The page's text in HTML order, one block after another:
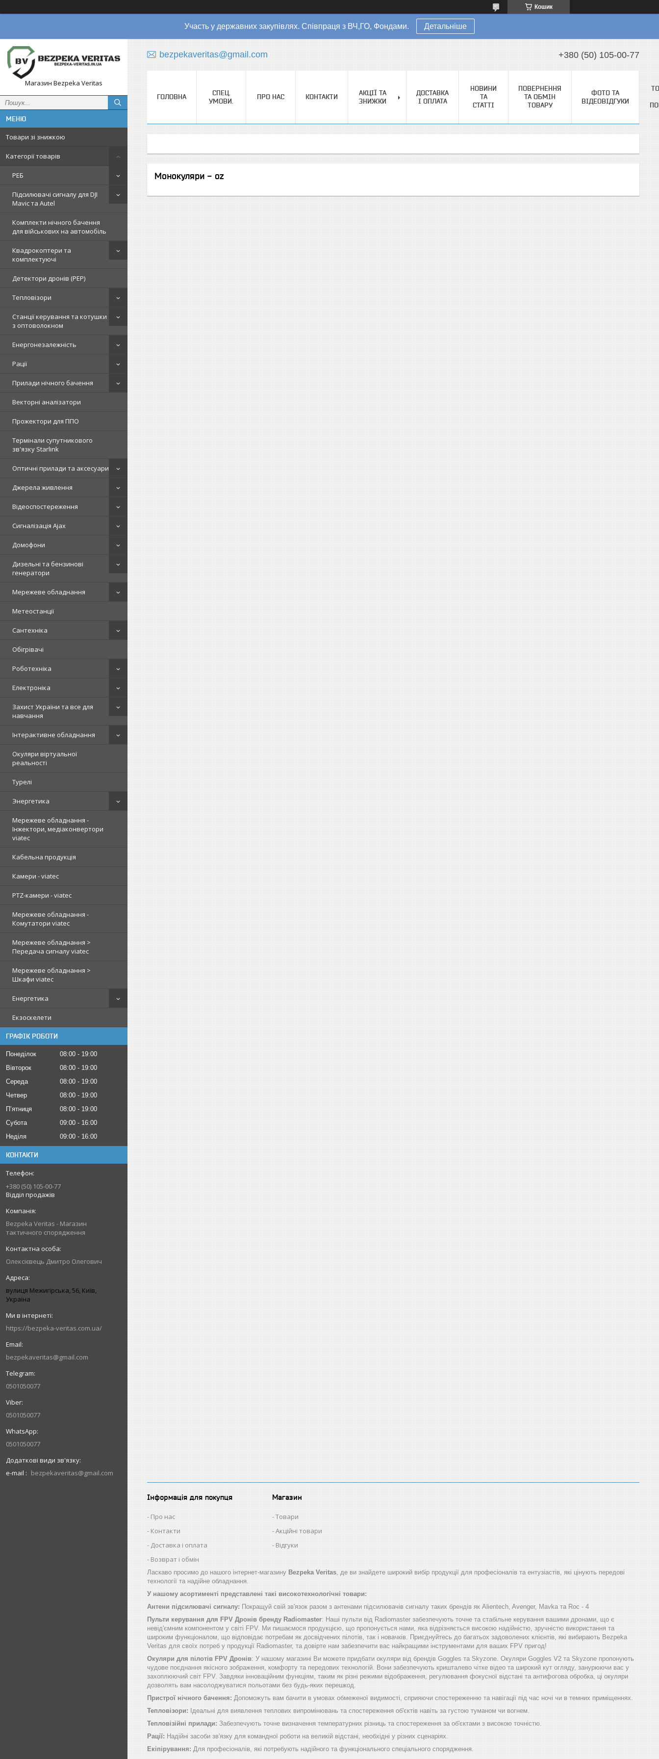
Кошик
Участь у державних закупівлях. Співпраця з ВЧ,ГО, Фондами. Детальніше
Магазин Bezpeka Veritas
Товари зі знижкою
Категорії товарів
РЕБ
Підсилювачі сигналу для DJI
Mavic та Autel
Комплекти нічного бачення
для військових на автомобіль
Квадрокоптери та
комплектуючі
Детектори дронів (РЕР)
Тепловізори
Станції керування та котушки
з оптоволокном
Енергонезалежність
Рації
Прилади нічного бачення
Векторні аналізатори
Прожектори для ППО
Термінали супутникового
зв'язку Starlink
Оптичні прилади та аксесуари
Джерела живлення
Відеоспостереження
Сигналізація Ajax
Домофони
Дизельні та бензинові
генератори
Мережеве обладнання
Метеостанції
Сантехніка
Обігрівачі
Роботехніка
Електроніка
Захист України та все для
навчання
Інтерактивне обладнання
Окуляри віртуальної
реальності
Турелі
Энергетика
Мережеве обладнання -
Інжектори, медіаконвертори
viatec
Кабельна продукція
Камери - viatec
PTZ-камери - viatec
Мережеве обладнання -
Комутатори viatec
Мережеве обладнання >
Передача сигналу viatec
Мережеве обладнання >
Шкафи viatec
Енергетика
Екзоскелети
ГРАФІК РОБОТИ
Понеділок 08:00
19:00
Вівторок
08:00
19:00
Середа
08:00
19:00
Четвер
08:00
19:00
Пʼятниця
08:00
19:00
Субота
09:00
16:00
Неділя
09:00 16:00
КОНТАКТИ
+380 (50) 105-00-77
Відділ продажів
Bezpeka Veritas - Магазин
тактичного спорядження
Олексієвець Дмитро Олегович
вулиця Межигірська, 56, Київ,
Україна
https://bezpeka-veritas.com.ua/
bezpekaveritas@gmail.com
0501050077
0501050077
0501050077
e-mail bezpekaveritas@gmail.com
bezpekaveritas@gmail.com +380 (50) 105-00-77
ГОЛОВНА
СПЕЦ.
УМОВИ.
ПРО НАС КОНТАКТИ
АКЦІЇ ТА
ЗНИЖКИ
ДОСТАВКА
І ОПЛАТА
НОВИНИ
ТА
СТАТТІ
ПОВЕРНЕННЯ
ТА ОБМІН
ТОВАРУ
ФОТО ТА
ВІДЕОВІДГУКИ
Монокуляри - oz
Інформація для покупця
Про нас
Контакти
Доставка і оплата
Возврат і обмін
Магазин
Товари
Акційні товари
Відгуки
Ласкаво просимо до нашого інтернет-магазину Bezpeka Veritas, де ви знайдете широкий вибір продукції для професіоналів та ентузіастів, які цінують передові
технології та надійне обладнання.
У нашому асортименті представлені такі високотехнологічні товари:
Антени підсилювачі сигналу: Покращуй свій зв'язок разом з антенами підсилювачів сигналу таких брендів як Alientech, Avenger, Mavka та Roc - 4
Пульти керування для FPV Дронів бренду Radiomaster: Наші пульти від Radiomaster забезпечують точне та стабільне керування вашими дронами, що є
невід'ємним компонентом у світі FPV. Ми пишаємося продукцією, що пропонується нами, яка відрізняється високою надійністю, зручністю використання та
широким функціоналом, що відповідає потребам як досвідчених пілотів, так і новачків. Приєднуйтесь до багатьох задоволених клієнтів, які вибирають Bezpeka
Veritas для своїх потреб у продукції Radiomaster, та довірте нам забезпечити вас найкращими інструментами для ваших FPV пригод!
Окуляри для пілотів FPV Дронів: У нашому магазині Ви можете придбати окуляри від брендів Goggles та Skyzone. Окуляри Goggles V2 та Skyzone пропонують
чудове поєднання якісного зображення, комфорту та передових технологій. Вони забезпечують кришталево чітке відео та широкий кут огляду, занурюючи вас у
захоплюючий світ FPV. Завдяки інноваційним функціям, таким як різні режими відображення, регулювання фокусної відстані та антифогова обробка, ці окуляри
дозволять вам насолоджуватися польотами без будь-яких перешкод.
Пристрої нічного бачення: Допоможуть вам бачити в умовах обмеженої видимості, сприяючи спостереженню та навігації під час ночі чи в темних приміщеннях.
Тепловізори: Ідеальні для виявлення теплових випромінювань та спостереження об'єктів навіть за густою туманом чи вогнем.
Тепловізійні прилади: Забезпечують точне визначення температурних різниць та спостереження за об'єктами з високою точністю.
Рації: Надійні засоби зв'язку для командної роботи на великій відстані, необхідні у різних сценаріях.
Екіпірування: Для професіоналів, які потребують надійного та функціонального спеціального спорядження.